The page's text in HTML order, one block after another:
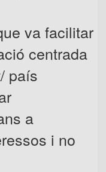
va facilitar
centrada
país
a
i no